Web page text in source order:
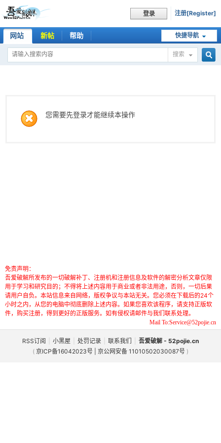
登录 注册[Register]
快捷导航
网站 新帖 帮助
搜索
您需要先登录才能继续本操作
免责声明：
吾爱破解所发布的一切破解补丁、注册机和注册信息及软件的解密分析文章仅限
用于学习和研究目的；不得将上述内容用于商业或者非法用途，否则，一切后果
请用户自负。本站信息来自网络，版权争议与本站无关。您必须在下载后的24个
小时之内，从您的电脑中彻底删除上述内容。如果您喜欢该程序，请支持正版软
件，购买注册，得到更好的正版服务。如有侵权请邮件与我们联系处理。
Mail To:Service@52pojie.cn
RSS订阅 小黑屋 处罚记录 联系我们
吾爱破解 - 52pojie.cn
( 京ICP备16042023号 | 京公网安备 11010502030087号 )